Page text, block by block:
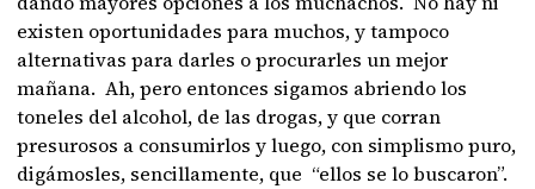
existen oportunidades para muchos, y tampoco
alternativas para darles o procurarles un mejor
mañana. Ah, pero entonces sigamos abriendo los
toneles del alcohol, de las drogas, y que corran
presurosos a consumirlos y luego, con simplismo puro,
digámosles, sencillamente, que “ellos se lo buscaron”.